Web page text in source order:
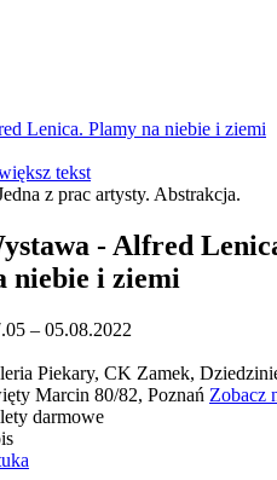
Lenica. Plamy na niebie i ziemi
tekst
- Alfred
niebie i ziemi
– 05.08.2022
Piekary, CK Zamek,
Marcin 80/82, Poznań Zobacz
darmowe